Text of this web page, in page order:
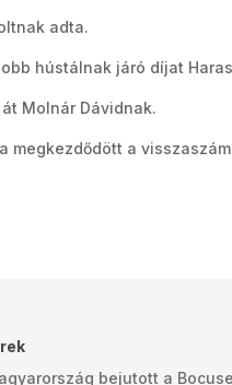
adta.
hústálnak járó díjat
Molnár Dávidnak.
megkezdődött a
bejutott a